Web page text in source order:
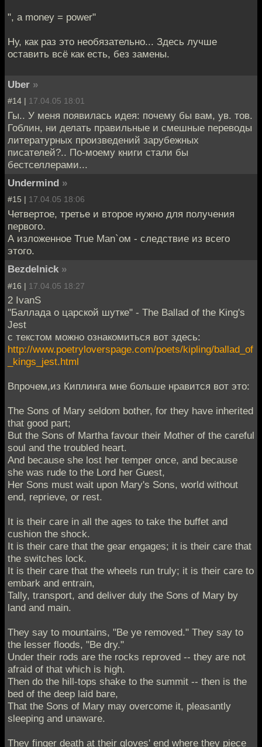
", а money = power"
Ну, как раз это необязательно... Здесь лучше
оставить всё как есть, без замены.
Uber »
#14 | 17.04.05 18:01
Гы.. У меня появилась идея: почему бы вам, ув. тов.
Гоблин, ни делать правильные и смешные переводы
литературных произведений зарубежных
писателей?.. По-моему книги стали бы
бестселлерами...
Undermind »
#15 | 17.04.05 18:06
Четвертое, третье и второе нужно для получения
первого.
А изложенное True Man`ом - следствие из всего
этого.
Bezdelnick »
#16 | 17.04.05 18:27
2 IvanS
"Баллада о царской шутке" - The Ballad of the King's
Jest
с текстом можно ознакомиться вот здесь:
http://www.poetryloverspage.com/poets/kipling/ballad_of
_kings_jest.html
Впрочем,из Киплинга мне больше нравится вот это:
The Sons of Mary seldom bother, for they have inherited
that good part;
But the Sons of Martha favour their Mother of the careful
soul and the troubled heart.
And because she lost her temper once, and because
she was rude to the Lord her Guest,
Her Sons must wait upon Mary's Sons, world without
end, reprieve, or rest.
It is their care in all the ages to take the buffet and
cushion the shock.
It is their care that the gear engages; it is their care that
the switches lock.
It is their care that the wheels run truly; it is their care to
embark and entrain,
Tally, transport, and deliver duly the Sons of Mary by
land and main.
They say to mountains, "Be ye removed." They say to
the lesser floods, "Be dry."
Under their rods are the rocks reproved -- they are not
afraid of that which is high.
Then do the hill-tops shake to the summit -- then is the
bed of the deep laid bare,
That the Sons of Mary may overcome it, pleasantly
sleeping and unaware.
They finger death at their gloves' end where they piece